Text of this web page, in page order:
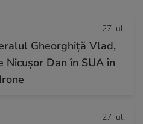
27 iul.
Gheorghiță Vlad,
Dan în SUA în
27 iul.